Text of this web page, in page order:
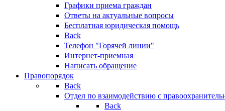
Графики приема граждан
Ответы на актуальные вопросы
Бесплатная юридическая помощь
Back
Телефон "Горячей линии"
Интернет-приемная
Написать обращение
Правопорядок
Back
Отдел по взаимодействию с
Back